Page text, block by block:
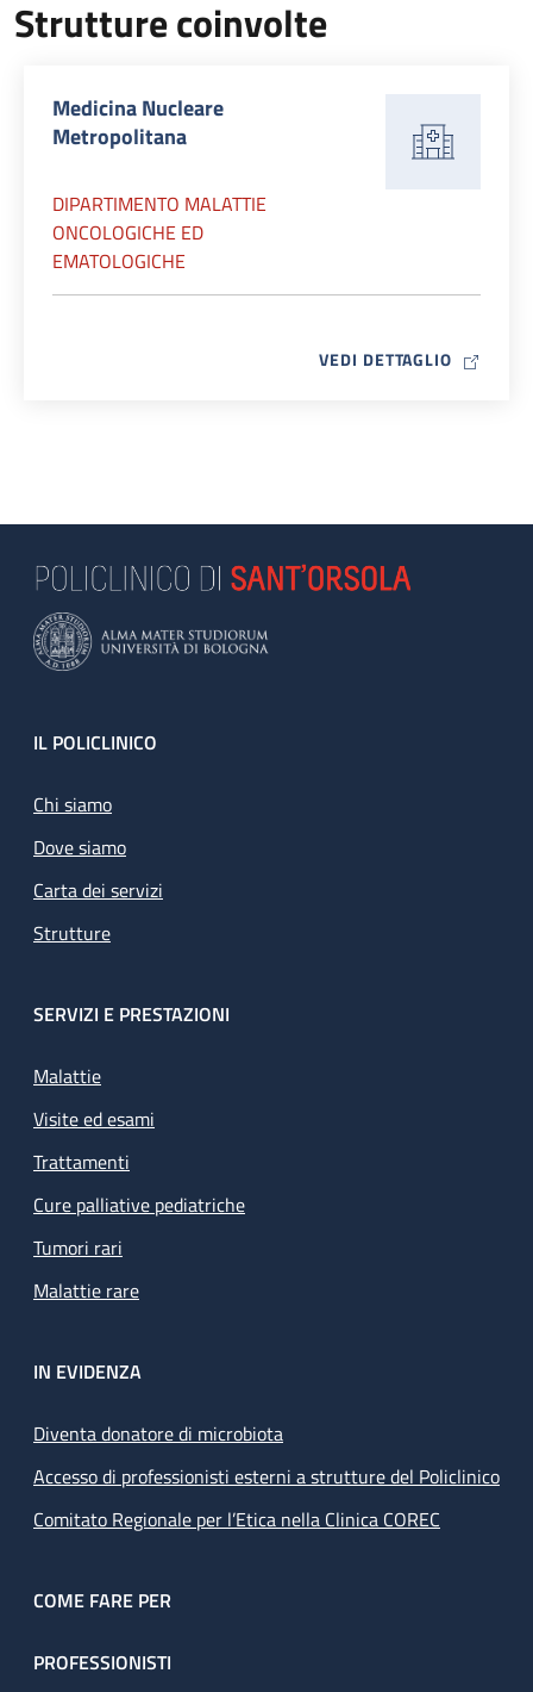
Strutture coinvolte
Medicina Nucleare
Metropolitana
DIPARTIMENTO MALATTIE
ONCOLOGICHE ED
EMATOLOGICHE
VEDI DETTAGLIO MAP ICON
Footer
IL POLICLINICO
Chi siamo
Dove siamo
Carta dei servizi
Strutture
SERVIZI E PRESTAZIONI
Malattie
Visite ed esami
Trattamenti
Cure palliative pediatriche
Tumori rari
Malattie rare
IN EVIDENZA
Diventa donatore di microbiota
Accesso di professionisti esterni a strutture del Policlinico
Comitato Regionale per l’Etica nella Clinica COREC
COME FARE PER
PROFESSIONISTI